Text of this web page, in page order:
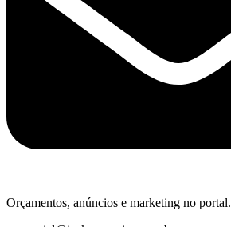
Orçamentos, anúncios e marketing no portal.